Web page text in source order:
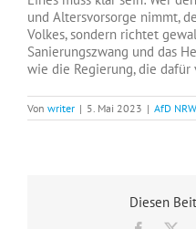
und Altersvorsorge nimmt,
Volkes, sondern richtet
Sanierungszwang und das
wie die Regierung, die
Von writer | 5. Mai 2023 | AfD NRW
Diesen